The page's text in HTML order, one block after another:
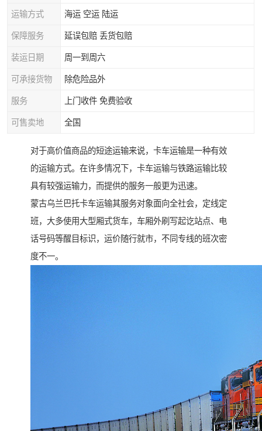
运输方式 海运 空运 陆运
保障服务 延误包赔 丢货包赔
装运日期 周一到周六
可承接货物 除危险品外
服务 上门收件 免费验收
可售卖地 全国
对于高价值商品的短途运输来说，卡车运输是一种有效
的运输方式。在许多情况下，卡车运输与铁路运输比较
具有较强运输力，而提供的服务一般更为迅速。
蒙古乌兰巴托卡车运输其服务对象面向全社会，定线定
班，大多使用大型厢式货车，车厢外刷写起讫站点、电
话号码等醒目标识，运价随行就市，不同专线的班次密
度不一。